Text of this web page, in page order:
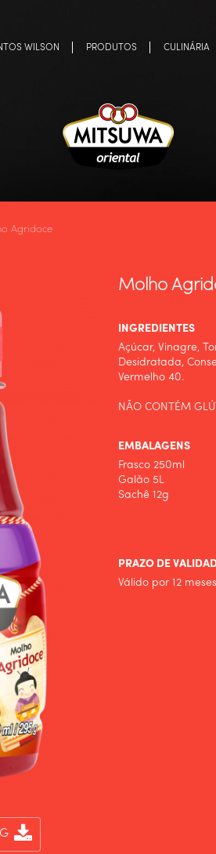
WILSON PRODUTOS CULINÁRIA
Agridoce
Molho
INGREDIENTES
Açúcar, Vinagre,
Desidratada,
Vermelho 40.
NÃO CONTÉM
EMBALAGENS
Frasco 250ml
Galão 5L
Sachê 12g
PRAZO DE
Válido por 12